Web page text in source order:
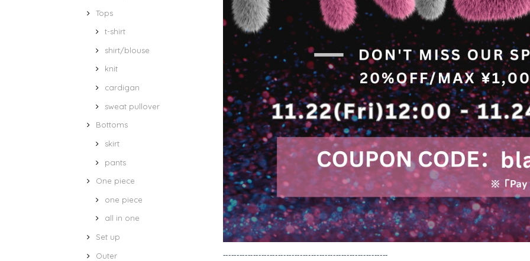
Tops
t-shirt
shirt/blouse
knit
cardigan
sweat pullover
Bottoms
skirt
pants
One piece
one piece
all in one
Set up
Outer
------------------------------------------------------------